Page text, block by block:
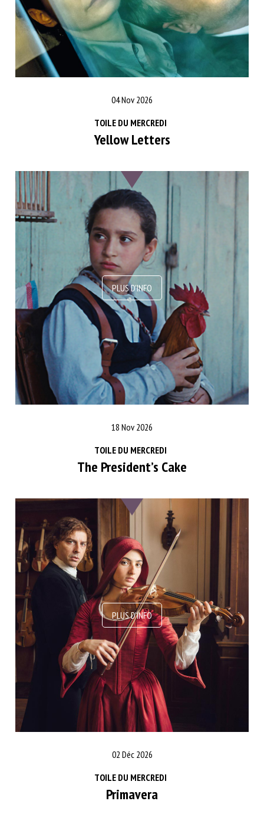
04 Nov 2026
TOILE DU MERCREDI
Yellow Letters
18 Nov 2026
TOILE DU MERCREDI
The President’s Cake
02 Déc 2026
TOILE DU MERCREDI
Primavera